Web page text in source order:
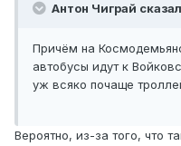
Антон Чиграй
Причём на
автобусы идут к
уж всяко почаще
Вероятно, из-за того, что